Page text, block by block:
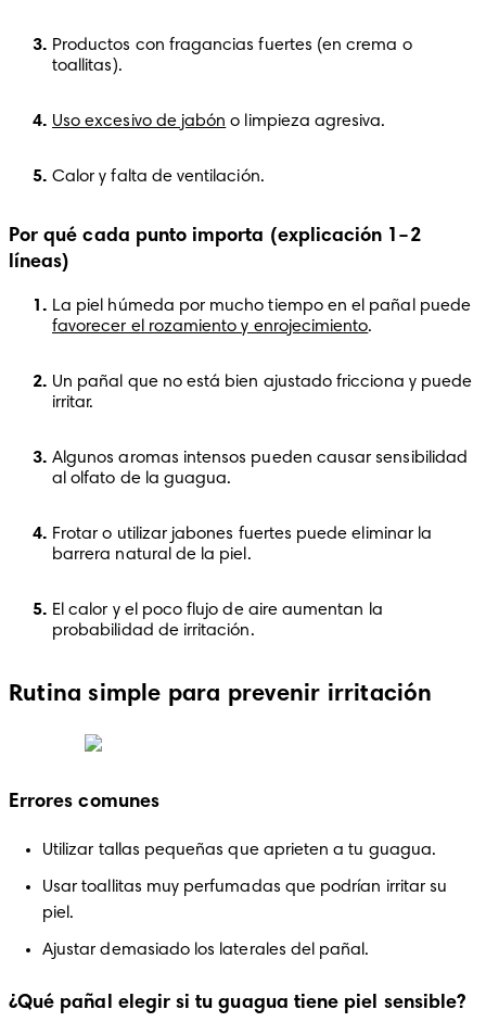
Productos con fragancias fuertes (en crema o
toallitas).
Uso excesivo de jabón o limpieza agresiva.
Calor y falta de ventilación.
Por qué cada punto importa (explicación 1–2
líneas)
La piel húmeda por mucho tiempo en el pañal puede
favorecer el rozamiento y enrojecimiento.
Un pañal que no está bien ajustado fricciona y puede
irritar.
Algunos aromas intensos pueden causar sensibilidad
al olfato de la guagua.
Frotar o utilizar jabones fuertes puede eliminar la
barrera natural de la piel.
El calor y el poco flujo de aire aumentan la
probabilidad de irritación.
Rutina simple para prevenir irritación
Errores comunes
Utilizar tallas pequeñas que aprieten a tu guagua.
Usar toallitas muy perfumadas que podrían irritar su
piel.
Ajustar demasiado los laterales del pañal.
¿Qué pañal elegir si tu guagua tiene piel sensible?